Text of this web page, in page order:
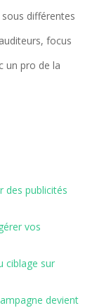
sous différentes
focus
un pro de la
des publicités
vos
ciblage sur
devient